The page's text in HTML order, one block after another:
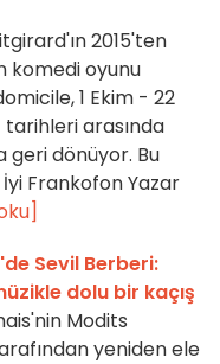
2015'ten
komedi oyunu
1 Ekim - 22
tarihleri arasında
geri dönüyor. Bu
Frankofon Yazar
Sevil Berberi:
dolu bir kaçış
Modits
yeniden ele